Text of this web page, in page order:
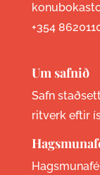
+354
Um safnið
Safn
ritverk eftir